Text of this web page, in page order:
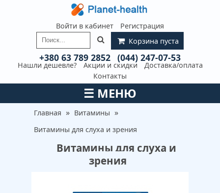
Нашли дешевле? Акции и скидки
Доставка/оплата
Контакты
Корзина пуста
Войти в кабинет Регистрация
+380 63 789 2852 (044) 247-07-53
☰ МЕНЮ
Главная » Витамины »
Витамины для слуха и зрения
Витамины для слуха и
зрения